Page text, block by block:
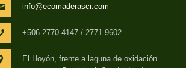
info@ecomaderascr.com
+506 2770 4147 / 2771 9602
El Hoyón, frente a laguna de oxidación